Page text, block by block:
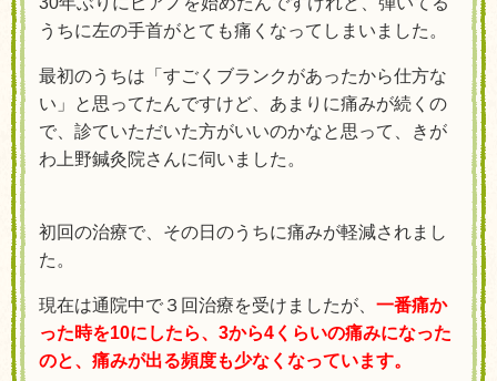
うちに左の手首がとても痛くなってしまいました。
最初のうちは「すごくブランクがあったから仕方な
い」と思ってたんですけど、あまりに痛みが続くの
で、診ていただいた方がいいのかなと思って、きが
わ上野鍼灸院さんに伺いました。
初回の治療で、その日のうちに痛みが軽減されまし
た。
現在は通院中で３回治療を受けましたが、 一番痛か
った時を10にしたら、3から4くらいの痛みになった
のと、痛みが出る頻度も少なくなっています。